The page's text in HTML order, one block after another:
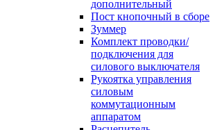
дополнительный
Пост кнопочный в сборе
Зуммер
Комплект проводки/
подключения для
силового выключателя
Рукоятка управления
силовым
коммутационным
аппаратом